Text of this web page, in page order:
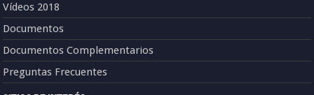
Vídeos 2018
Documentos
Documentos Complementarios
Preguntas Frecuentes